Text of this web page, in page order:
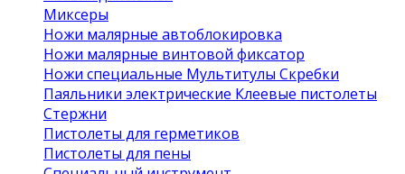
Миксеры
Ножи малярные автоблокировка
Ножи малярные винтовой фиксатор
Ножи специальные Мультитулы Скребки
Паяльники электрические Клеевые пистолеты
Стержни
Пистолеты для герметиков
Пистолеты для пены